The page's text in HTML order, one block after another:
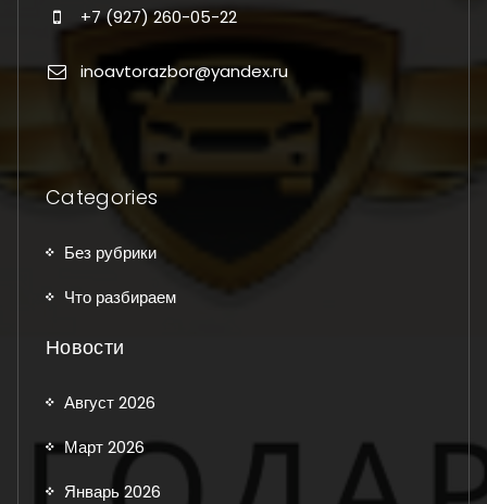
+7 (927) 260-05-22
inoavtorazbor@yandex.ru
Categories
Без рубрики
Что разбираем
Новости
Август 2026
Март 2026
Январь 2026